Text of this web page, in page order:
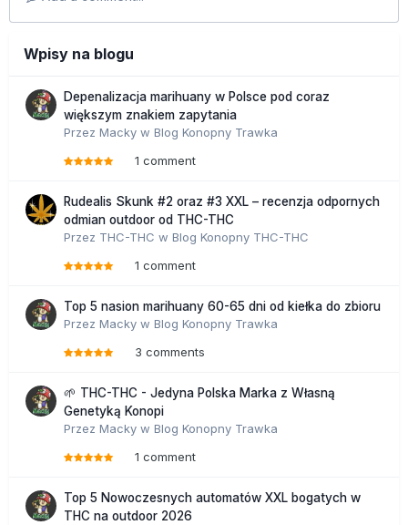
Wpisy na blogu
Depenalizacja marihuany w Polsce pod coraz
większym znakiem zapytania
Przez Macky w Blog Konopny Trawka
1 comment
Rudealis Skunk #2 oraz #3 XXL – recenzja odpornych
odmian outdoor od THC-THC
Przez THC-THC w Blog Konopny THC-THC
1 comment
Top 5 nasion marihuany 60-65 dni od kiełka do zbioru
Przez Macky w Blog Konopny Trawka
3 comments
🌱 THC-THC - Jedyna Polska Marka z Własną
Genetyką Konopi
Przez Macky w Blog Konopny Trawka
1 comment
Top 5 Nowoczesnych automatów XXL bogatych w
THC na outdoor 2026